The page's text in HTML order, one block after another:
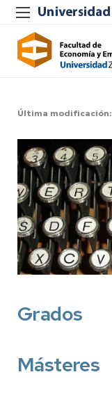
Última modificación
Grados
Másteres